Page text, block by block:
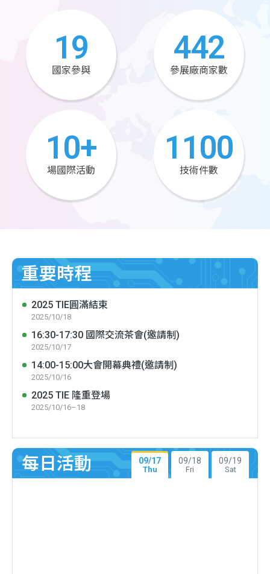
19
國家參與
442
參展廠商家數
10+
場國際活動
1100
技術件數
重要時程
2025 TIE圓滿結束
2025/10/18
16:30-17:30 國際交流茶會(邀請制)
2025/10/17
14:00-15:00大會開幕典禮(邀請制)
2025/10/16
2025 TIE 隆重登場
2025/10/16–18
每日活動 09/17
Thu
09/18
Fri
09/19
Sat